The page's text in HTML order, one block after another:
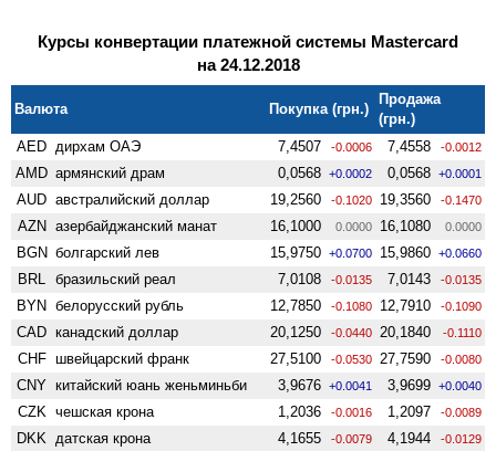
Курсы конвертации платежной системы Mastercard
на 24.12.2018
Валюта Покупка (грн.)
Продажа
(грн.)
AED дирхам ОАЭ 7,4507 -0.0006 7,4558 -0.0012
AMD армянский драм 0,0568 +0.0002 0,0568 +0.0001
AUD австралийский доллар 19,2560 -0.1020 19,3560 -0.1470
AZN азербайджанский манат 16,1000 0.0000 16,1080 0.0000
BGN болгарский лев 15,9750 +0.0700 15,9860 +0.0660
BRL бразильский реал 7,0108 -0.0135 7,0143 -0.0135
BYN белорусский рубль 12,7850 -0.1080 12,7910 -0.1090
CAD канадский доллар 20,1250 -0.0440 20,1840 -0.1110
CHF швейцарский франк 27,5100 -0.0530 27,7590 -0.0080
CNY китайский юань женьминьби 3,9676 +0.0041 3,9699 +0.0040
CZK чешская крона 1,2036 -0.0016 1,2097 -0.0089
DKK датская крона 4,1655 -0.0079 4,1944 -0.0129